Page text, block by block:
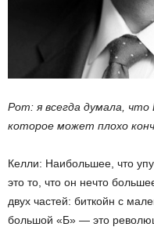
Рот: я всегда думала, что
которое может плохо
Келли: Наибольшее, что
это то, что он нечто
двух частей: биткойн с
большой «Б» — это